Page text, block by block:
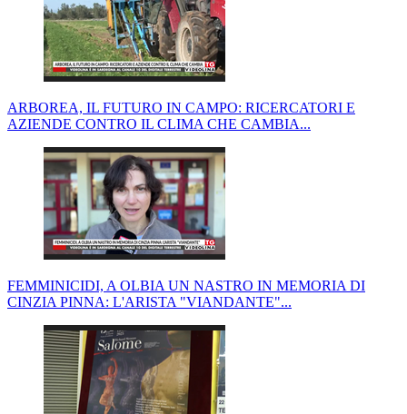
ARBOREA, IL FUTURO IN CAMPO: RICERCATORI E
AZIENDE CONTRO IL CLIMA CHE CAMBIA...
FEMMINICIDI, A OLBIA UN NASTRO IN MEMORIA DI
CINZIA PINNA: L'ARISTA "VIANDANTE"...